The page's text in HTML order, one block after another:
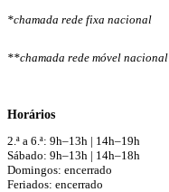
*chamada rede fixa nacional
**chamada rede móvel nacional
Horários
2.ª a 6.ª: 9h–13h | 14h–19h
Sábado: 9h–13h | 14h–18h
Domingos: encerrado
Feriados: encerrado